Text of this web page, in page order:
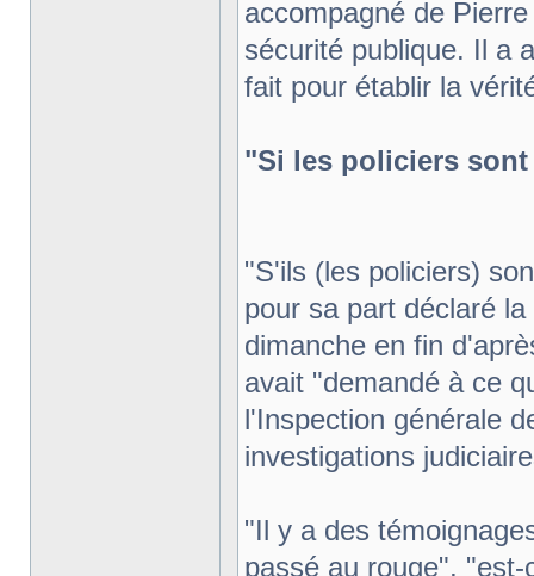
accompagné de
sécurité publique. Il a
fait pour établir la
"Si les policiers
"S'ils (les policiers)
pour sa part déclaré
dimanche en fin
avait "demandé à ce
l'Inspection générale
investigations
"Il y a des
passé au rouge",